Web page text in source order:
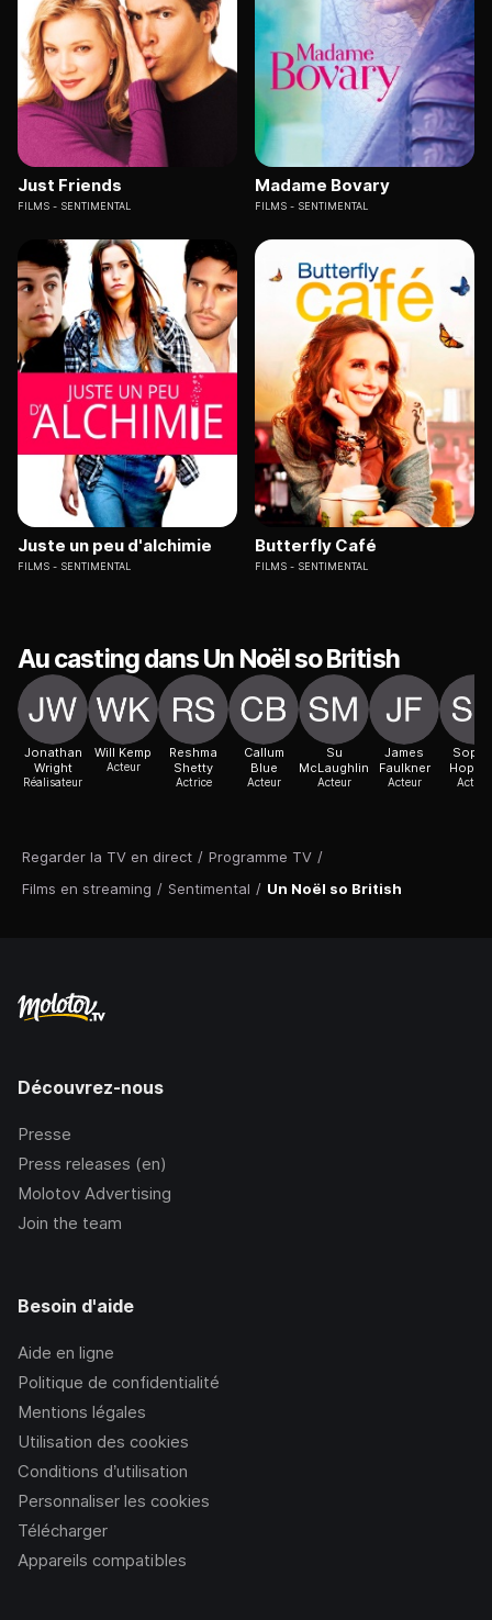
Regarder la TV en direct / Programme TV /
Films en streaming / Sentimental / Un Noël so British
Just Friends
FILMS SENTIMENTAL
Madame Bovary
FILMS SENTIMENTAL
Juste un peu d'alchimie
FILMS SENTIMENTAL
Butterfly Café
FILMS SENTIMENTAL
Au casting dans Un Noël so British
Jonathan
Wright
Réalisateur
Will Kemp
Acteur
Reshma
Shetty
Actrice
Callum
Blue
Acteur
Su
McLaughlin
Acteur
James
Faulkner
Acteur Actrice
Découvrez-nous
Presse
Press releases (en)
Molotov Advertising
Join the team
Besoin d'aide
Aide en ligne
Politique de confidentialité
Mentions légales
Utilisation des cookies
Conditions d’utilisation
Personnaliser les cookies
Télécharger
Appareils compatibles